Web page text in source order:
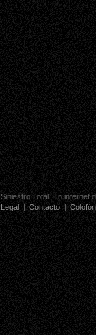
Siniestro Total. En internet
Legal | Contacto | Colofón